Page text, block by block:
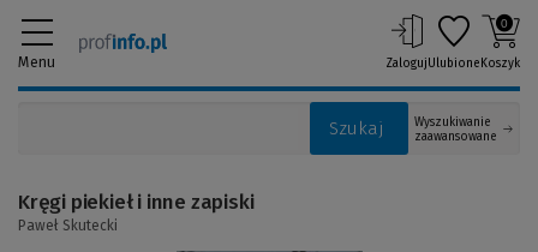
Menu
Szukaj
Wyszukiwanie
zaawansowane
ZalogujUlubione
0
Koszyk
Kręgi piekieł i inne zapiski
Paweł Skutecki